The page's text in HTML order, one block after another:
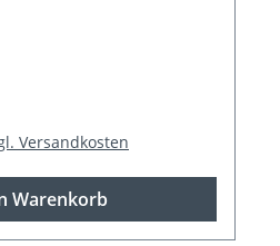
Versandkosten
Warenkorb